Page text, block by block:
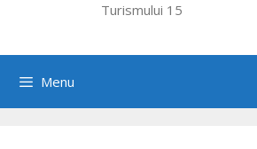
Turismului 15
Menu